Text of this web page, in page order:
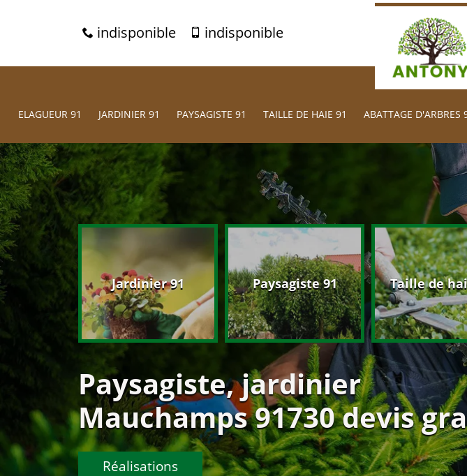
indisponible indisponible
ELAGUEUR 91 JARDINIER 91 PAYSAGISTE 91 TAILLE DE HAIE 91 ABATTAGE D'ARBRES
91 Jardinier 91 Paysagiste 91 Taille de
Paysagiste, jardinier
Mauchamps 91730 devis
Réalisations